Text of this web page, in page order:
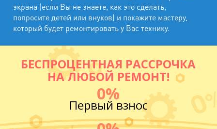
экрана (если Вы не знаете, как это сделать,
попросите детей или внуков) и покажите мастеру,
который будет ремонтировать у Вас технику.
БЕСПРОЦЕНТНАЯ РАССРОЧКА
НА ЛЮБОЙ РЕМОНТ!
0%
Первый взнос